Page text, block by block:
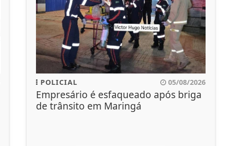
POLICIAL 05/08/2026
Empresário é esfaqueado após briga
de trânsito em Maringá